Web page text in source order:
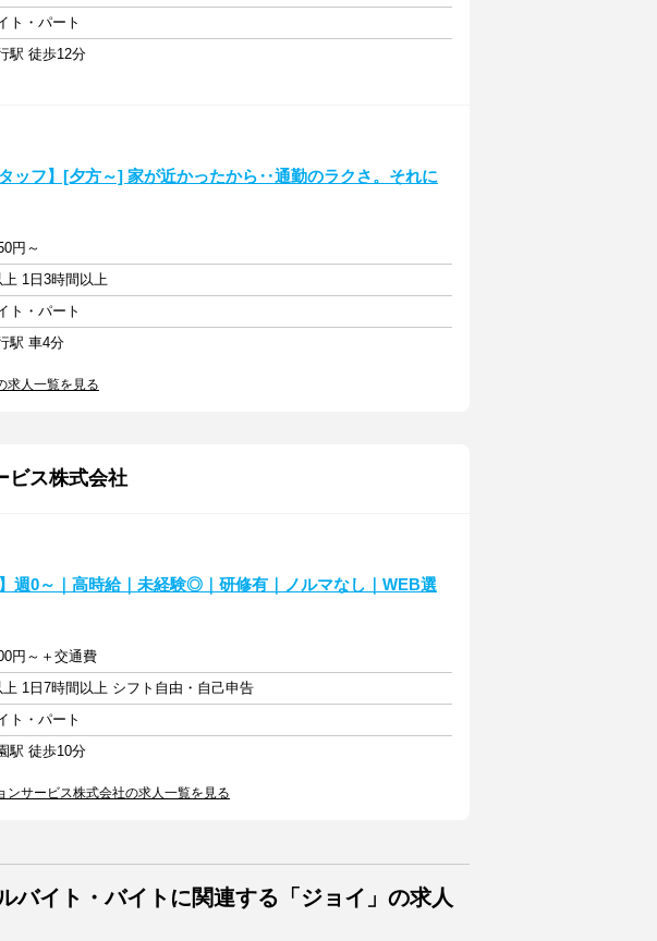
ト・パート
駅 徒歩12分
タッフ】[夕方～] 家が近かったから‥通勤のラクさ。それに
円～
1日3時間以上
ト・パート
駅 車4分
求人一覧を見る
ビス株式会社
】週0～｜高時給｜未経験◎｜研修有｜ノルマなし｜WEB選
円～＋交通費
上 1日7時間以上 シフト自由・自己申告
ト・パート
駅 徒歩10分
ンサービス株式会社の求人一覧を見る
バイト・バイトに関連する「ジョイ」の求人